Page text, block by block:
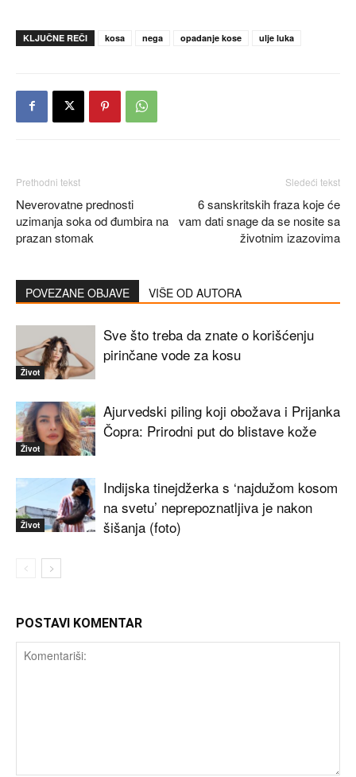
KLJUČNE REČI kosa nega opadanje kose ulje luka
Prethodni tekst
Neverovatne prednosti
uzimanja soka od đumbira na
prazan stomak
Sledeći tekst
6 sanskritskih fraza koje će
vam dati snage da se nosite sa
životnim izazovima
POVEZANE OBJAVE VIŠE OD AUTORA
Život
Sve što treba da znate o korišćenju
pirinčane vode za kosu
Život
Ajurvedski piling koji obožava i Prijanka
Čopra: Prirodni put do blistave kože
Život
Indijska tinejdžerka s ‘najdužom kosom
na svetu’ neprepoznatljiva je nakon
šišanja (foto)
POSTAVI KOMENTAR